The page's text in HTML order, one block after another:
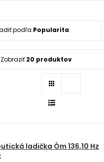
podľa Popularita
Zobraziť20 produktov
ladička Óm 136,10 Hz